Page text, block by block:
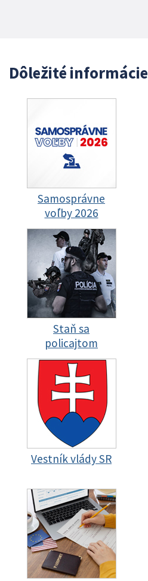
Dôležité informácie
Samosprávne
voľby 2026
Staň sa
policajtom
Vestník vlády SR